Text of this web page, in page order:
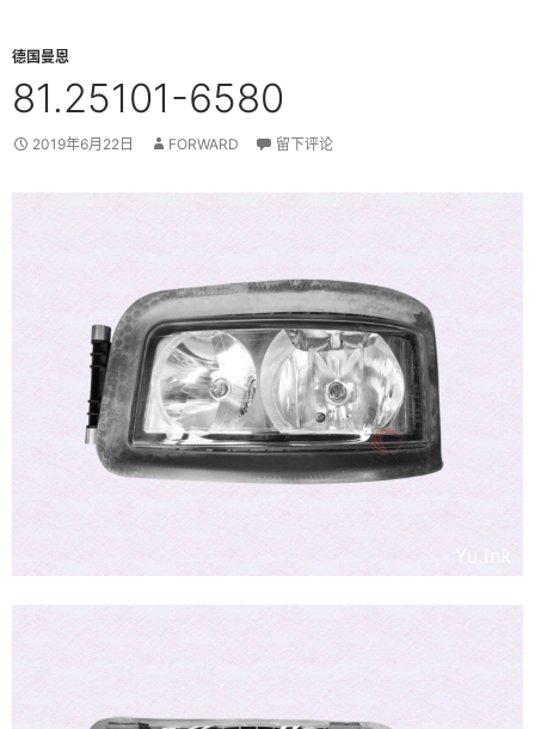
德国曼恩
81.25101-6580
2019年6月22日 FORWARD 留下评论